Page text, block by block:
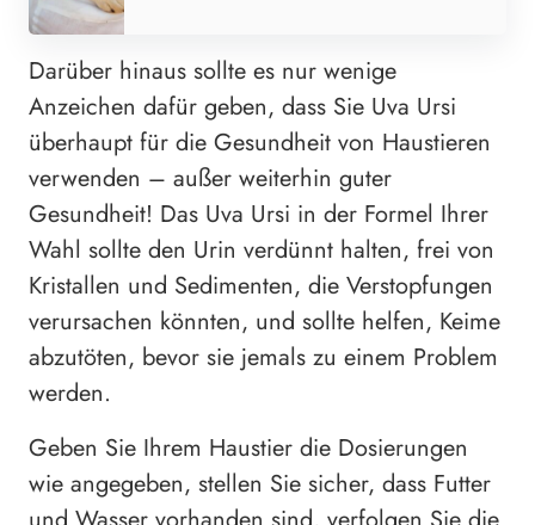
Darüber hinaus sollte es nur wenige
Anzeichen dafür geben, dass Sie Uva Ursi
überhaupt für die Gesundheit von Haustieren
verwenden – außer weiterhin guter
Gesundheit! Das Uva Ursi in der Formel Ihrer
Wahl sollte den Urin verdünnt halten, frei von
Kristallen und Sedimenten, die Verstopfungen
verursachen könnten, und sollte helfen, Keime
abzutöten, bevor sie jemals zu einem Problem
werden.
Geben Sie Ihrem Haustier die Dosierungen
wie angegeben, stellen Sie sicher, dass Futter